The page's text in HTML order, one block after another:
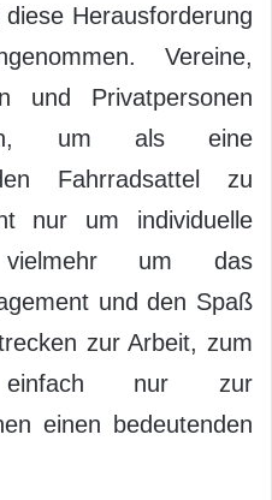
Herausforderung
Vereine,
und Privatpersonen
um als eine
Fahrradsattel zu
nur um individuelle
um das
und den Spaß
zur Arbeit, zum
einfach nur zur
einen bedeutenden